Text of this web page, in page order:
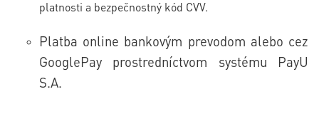
platnosti a bezpečnostný kód CVV.
Platba online bankovým prevodom alebo cez
GooglePay prostredníctvom systému PayU
S.A.